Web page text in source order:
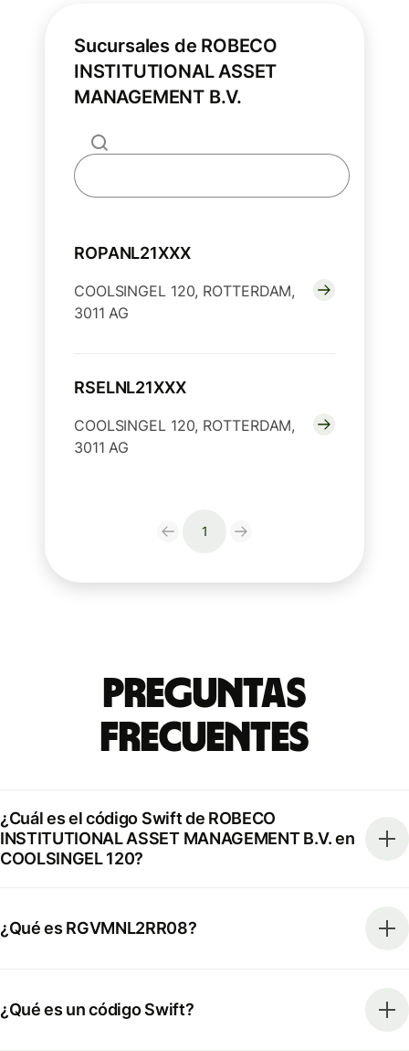
Sucursales de ROBECO
INSTITUTIONAL ASSET
MANAGEMENT B.V.
ROPANL21XXX
COOLSINGEL 120, ROTTERDAM,
3011 AG
RSELNL21XXX
COOLSINGEL 120, ROTTERDAM,
3011 AG
1
Preguntas
Frecuentes
¿Cuál es el código Swift de ROBECO
INSTITUTIONAL ASSET MANAGEMENT B.V. en
COOLSINGEL 120?
¿Qué es RGVMNL2RR08?
¿Qué es un código Swift?